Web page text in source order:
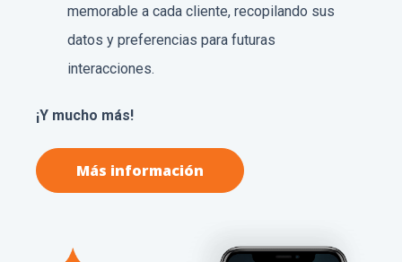
memorable a cada cliente, recopilando sus
datos y preferencias para futuras
interacciones.
¡Y mucho más!
Más información